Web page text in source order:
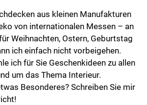
aus kleinen Manufakturen
von internationalen Messen – an
Weihnachten, Ostern, Geburtstag
ich einfach nicht vorbeigehen.
ich für Sie Geschenkideen zu allen
um das Thema Interieur.
Besonderes? Schreiben Sie mir